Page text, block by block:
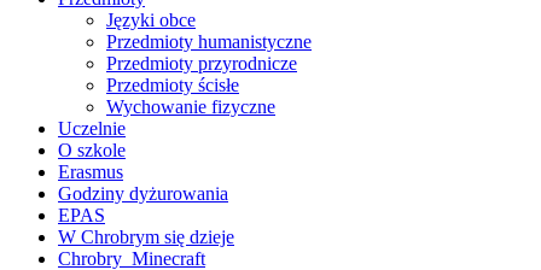
Języki obce
Przedmioty humanistyczne
Przedmioty przyrodnicze
Przedmioty ścisłe
Wychowanie fizyczne
Uczelnie
O szkole
Erasmus
Godziny dyżurowania
EPAS
W Chrobrym się dzieje
Chrobry_Minecraft